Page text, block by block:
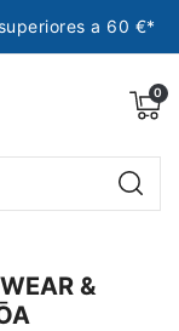
a 60 €*
&